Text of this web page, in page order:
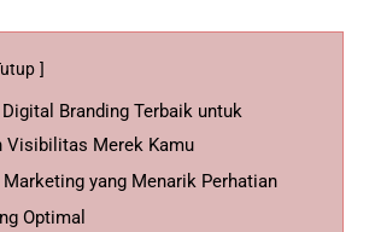
Branding Terbaik untuk
Visibilitas Merek Kamu
Marketing yang Menarik Perhatian
Optimal